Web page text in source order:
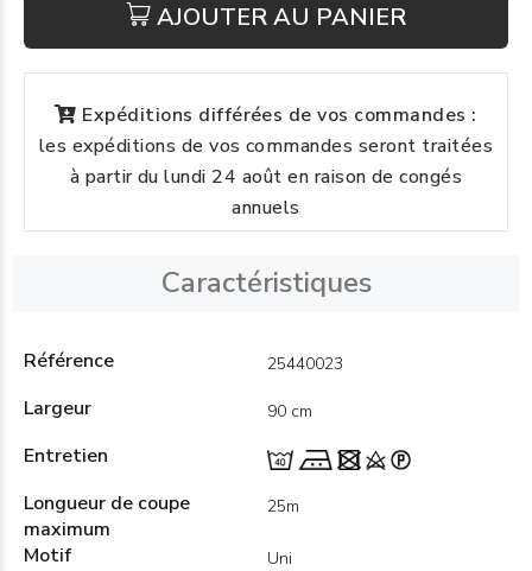
AJOUTER AU PANIER
Expéditions différées de vos commandes :
les expéditions de vos commandes seront traitées
à partir du lundi 24 août en raison de congés
annuels
Caractéristiques
Référence 25440023
Largeur 90 cm
Entretien
Longueur de coupe
maximum
25m
Motif Uni